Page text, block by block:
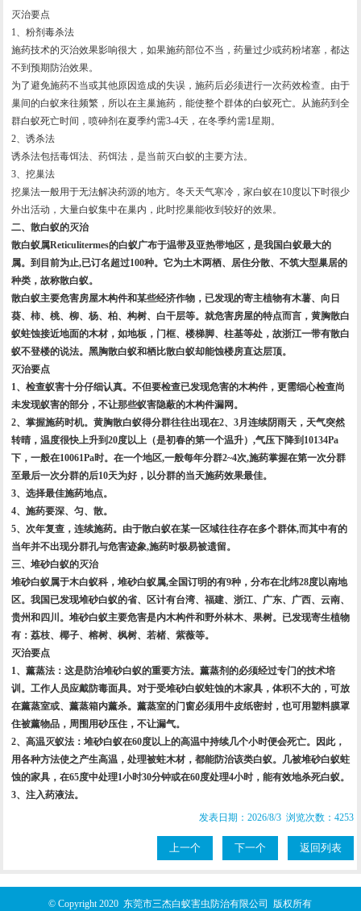
灭治要点
1、粉剂毒杀法
施药技术的灭治效果影响很大，如果施药部位不当，药量过少或药粉堵塞，都达
不到预期防治效果。
为了避免施药不当或其他原因造成的失误，施药后必须进行一次药效检查。由于
巢间的白蚁来往频繁，所以在主巢施药，能使整个群体的白蚁死亡。从施药到全
群白蚁死亡时间，喷砷剂在夏季约需3-4天，在冬季约需1星期。
2、诱杀法
诱杀法包括毒饵法、药饵法，是当前灭白蚁的主要方法。
3、挖巢法
挖巢法一般用于无法解决药源的地方。冬天天气寒冷，家白蚁在10度以下时很少
外出活动，大量白蚁集中在巢内，此时挖巢能收到较好的效果。
二、散白蚁的灭治
散白蚁属Reticulitermes的白蚁广布于温带及亚热带地区，是我国白蚁最大的
属。到目前为止,已订名超过100种。它为土木两栖、居住分散、不筑大型巢居的
种类，故称散白蚁。
散白蚁主要危害房屋木构件和某些经济作物，已发现的寄主植物有木薯、向日
葵、柿、桃、柳、杨、柏、构树、白干层等。就危害房屋的特点而言，黄胸散白
蚁蛀蚀接近地面的木材，如地板，门框、楼梯脚、柱基等处，故浙江一带有散白
蚁不登楼的说法。黑胸散白蚁和栖比散白蚁却能蚀楼房直达层顶。
灭治要点
1、检查蚁害十分仔细认真。不但要检查已发现危害的木构件，更需细心检查尚
未发现蚁害的部分，不让那些蚁害隐蔽的木构件漏网。
2、掌握施药时机。黄胸散白蚁得分群往往出现在2、3月连续阴雨天，天气突然
转晴，温度很快上升到20度以上（是初春的第一个温升）,气压下降到10134Pa
下，一般在10061Pa时。在一个地区,一般每年分群2~4次,施药掌握在第一次分群
至最后一次分群的后10天为好，以分群的当天施药效果最佳。
3、选择最佳施药地点。
4、施药要深、匀、散。
5、次年复查，连续施药。由于散白蚁在某一区域往往存在多个群体,而其中有的
当年并不出现分群孔与危害迹象,施药时极易被遗留。
三、堆砂白蚁的灭治
堆砂白蚁属于木白蚁科，堆砂白蚁属,全国订明的有9种，分布在北纬28度以南地
区。我国已发现堆砂白蚁的省、区计有台湾、福建、浙江、广东、广西、云南、
贵州和四川。堆砂白蚁主要危害是内木构件和野外林木、果树。已发现寄生植物
有：荔枝、椰子、榕树、枫树、若楮、紫薇等。
灭治要点
1、薰蒸法：这是防治堆砂白蚁的重要方法。薰蒸剂的必须经过专门的技术培
训。工作人员应戴防毒面具。对于受堆砂白蚁蛀蚀的木家具，体积不大的，可放
在薰蒸室或、薰蒸箱内薰杀。薰蒸室的门窗必须用牛皮纸密封，也可用塑料膜罩
住被薰物品，周围用砂压住，不让漏气。
2、高温灭蚁法：堆砂白蚁在60度以上的高温中持续几个小时便会死亡。因此，
用各种方法使之产生高温，处理被蛀木材，都能防治该类白蚁。几被堆砂白蚁蛀
蚀的家具，在65度中处理1小时30分钟或在60度处理4小时，能有效地杀死白蚁。
3、注入药液法。
发表日期：2026/8/3 浏览次数：4253
上一个 下一个 返回列表
© Copyright 2020 东莞市三杰白蚁害虫防治有限公司 版权所有